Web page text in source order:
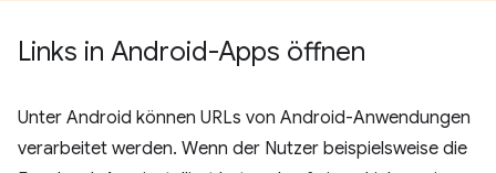
Links in Android-Apps öffnen
Unter Android können URLs von Android-Anwendungen
verarbeitet werden. Wenn der Nutzer beispielsweise die